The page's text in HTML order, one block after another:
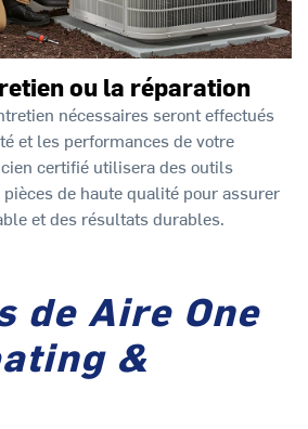
ou la réparation
nécessaires seront effectués
et les performances de votre
certifié utilisera des outils
de haute qualité pour assurer
et des résultats durables.
de Aire One
&